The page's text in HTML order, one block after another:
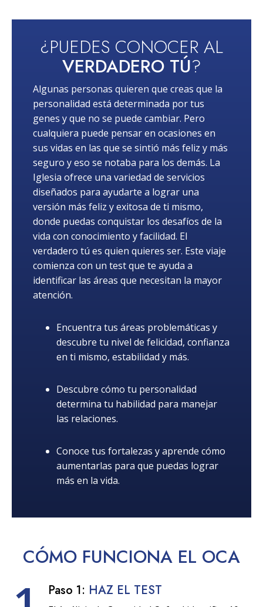
¿PUEDES CONOCER AL
VERDADERO TÚ?
Algunas personas quieren que creas que la
personalidad está determinada por tus
genes y que no se puede cambiar. Pero
cualquiera puede pensar en ocasiones en
sus vidas en las que se sintió más feliz y más
seguro y eso se notaba para los demás. La
Iglesia ofrece una variedad de servicios
diseñados para ayudarte a lograr una
versión más feliz y exitosa de ti mismo,
donde puedas conquistar los desafíos de la
vida con conocimiento y facilidad. El
verdadero tú es quien quieres ser. Este viaje
comienza con un test que te ayuda a
identificar las áreas que necesitan la mayor
atención.
Encuentra tus áreas problemáticas y
descubre tu nivel de felicidad, confianza
en ti mismo, estabilidad y más.
Descubre cómo tu personalidad
determina tu habilidad para manejar
las relaciones.
Conoce tus fortalezas y aprende cómo
aumentarlas para que puedas lograr
más en la vida.
CÓMO FUNCIONA EL OCA
Paso 1: HAZ EL TEST